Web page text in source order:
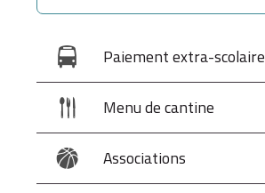
Paiement extra-scolaire
Menu de cantine
Associations